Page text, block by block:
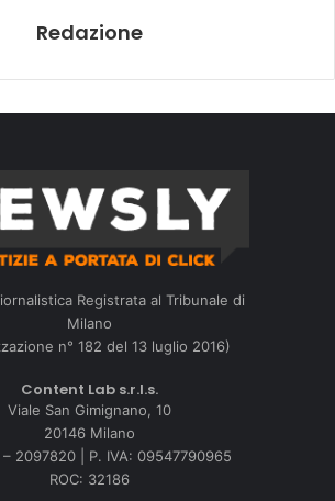
Redazione
Registrata al Tribunale di
Milano
n° 182 del 13 luglio 2016)
Content Lab s.r.l.s.
Viale San Gimignano, 10
20146 Milano
– 2097820 | P. IVA: 09547790965
ROC: 32186